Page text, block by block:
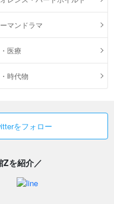
マンドラマ
医療
時代物
をフォロー
Zを紹介／